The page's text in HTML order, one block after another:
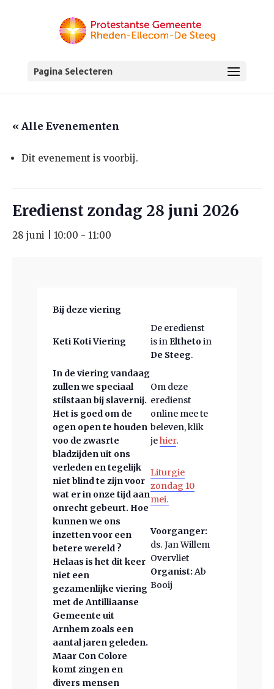
Pagina Selecteren
« Alle Evenementen
Dit evenement is voorbij.
Eredienst zondag 28 juni 2026
28 juni | 10:00 - 11:00
Bij deze viering
Keti Koti Viering
In de viering vandaag
zullen we speciaal
stilstaan bij slavernij.
Het is goed om de
ogen open te houden
voo de zwasrte
bladzijden uit ons
verleden en tegelijk
niet blind te zijn voor
wat er in onze tijd aan
onrecht gebeurt. Hoe
kunnen we ons
inzetten voor een
betere wereld ?
Helaas is het dit keer
niet een
gezamenlijke viering
met de Antilliaanse
Gemeente uit
Arnhem zoals een
aantal jaren geleden.
Maar Con Colore
komt zingen en
divers mensen
De eredienst
is in Elthetoin
De Steeg.
Om deze
eredienst
online mee te
beleven, klik
jehier.
Liturgie
zondag 10
mei.
Voorganger:
ds. Jan Willem
Overvliet
Organist: Ab
Booij